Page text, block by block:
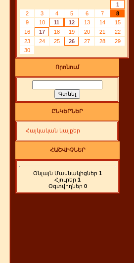
1
2
3 4 5 6 7
8
9
10 11 12 13 14
15
16
17 18 19 20 21
22
23
24 25 26 27 28
29
30
Որոնում
ԸՆԿԵՐՆԵՐ
Հայկական կայքեր
ՀԱՇՎԻՉՆԵՐ
Օնլայն Մասնակիցներ 1
Հյուրեր 1
Օգտվողներ 0